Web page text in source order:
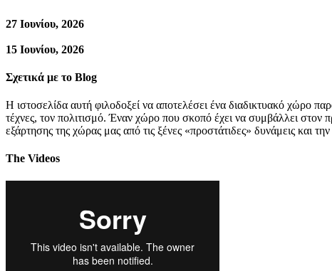
27 Ιουνίου, 2026
15 Ιουνίου, 2026
Σχετικά με το Blog
Η ιστοσελίδα αυτή φιλοδοξεί να αποτελέσει ένα διαδικτυακό χώρο
τέχνες, τον πολιτισμό. Έναν χώρο που σκοπό έχει να συμβάλλει
εξάρτησης της χώρας μας από τις ξένες «προστάτιδες» δυνάμεις και
The Videos